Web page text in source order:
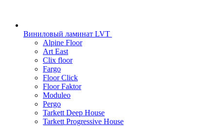
Виниловый ламинат LVT
Alpine Floor
Art East
Clix floor
Fargo
Floor Click
Floor Faktor
Moduleo
Pergo
Tarkett Deep House
Tarkett Progressive House